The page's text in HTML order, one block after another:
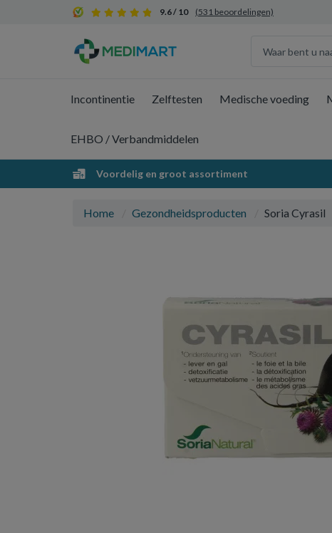
9.6 / 10 (531 beoordelingen)
Incontinentie Zelftesten Medische voeding
EHBO / Verbandmiddelen
Voordelig en groot assortiment
Home Gezondheidsproducten Soria Cyrasil